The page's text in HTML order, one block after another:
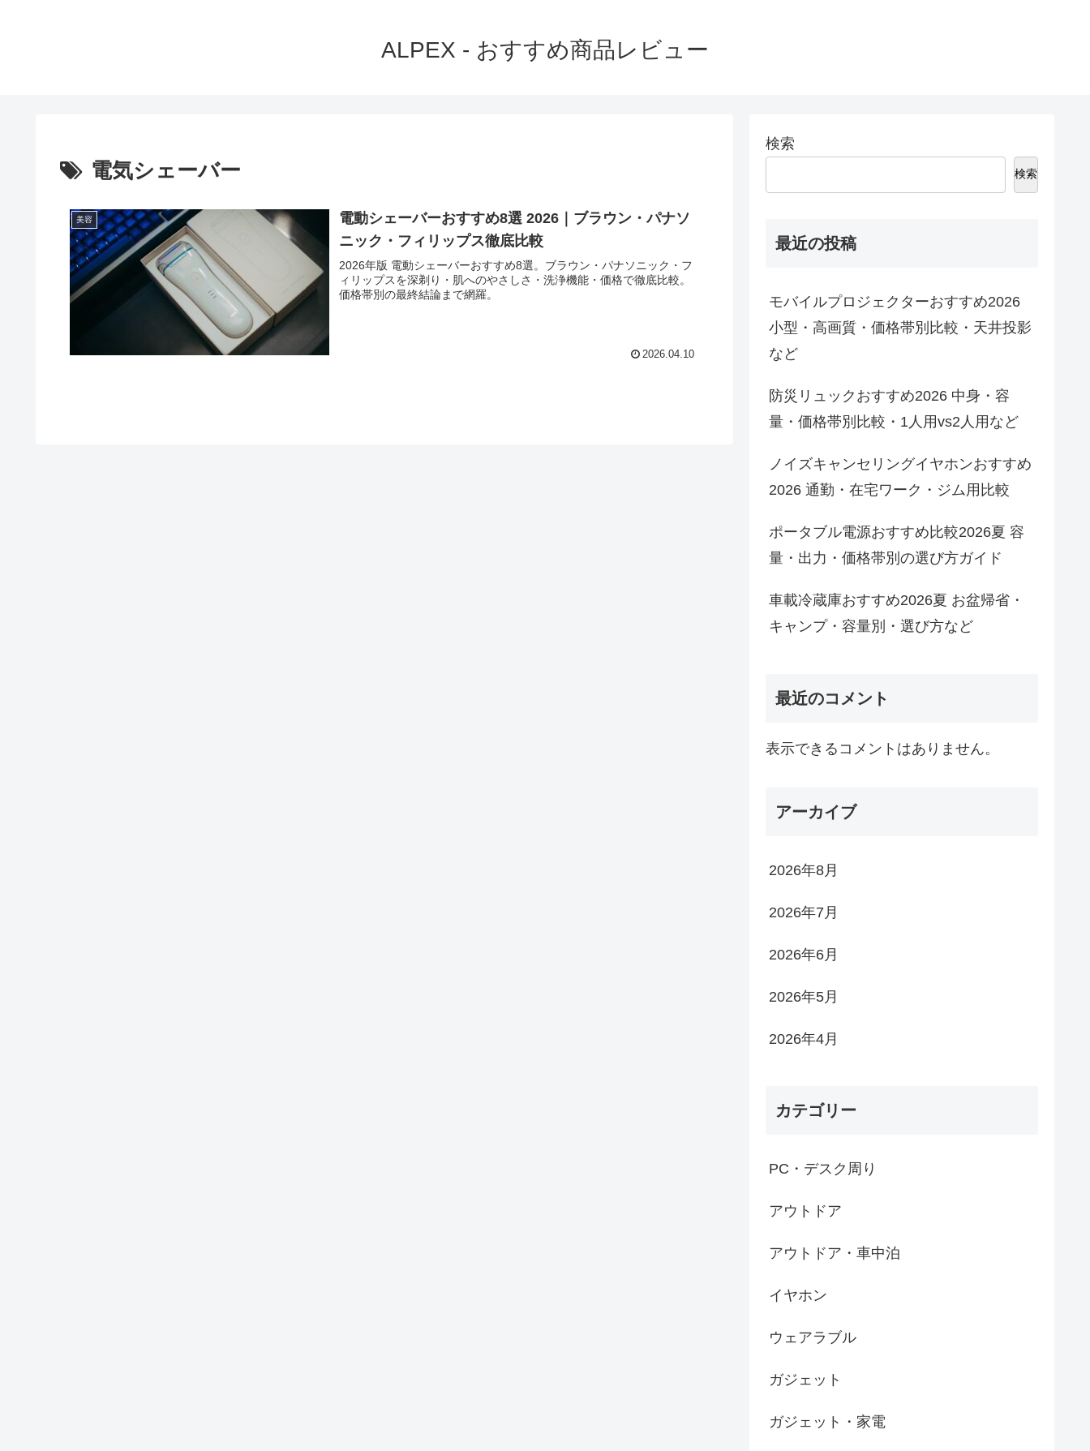
ALPEX - おすすめ商品レビュー
電気シェーバー
美容
電動シェーバーおすすめ8選 2026｜ブラウン・パナソ
ニック・フィリップス徹底比較
2026年版 電動シェーバーおすすめ8選。ブラウン・パナソニック・フ
ィリップスを深剃り・肌へのやさしさ・洗浄機能・価格で徹底比較。
価格帯別の最終結論まで網羅。
2026.04.10
検索
検索
最近の投稿
モバイルプロジェクターおすすめ2026
小型・高画質・価格帯別比較・天井投影
など
防災リュックおすすめ2026 中身・容
量・価格帯別比較・1人用vs2人用など
ノイズキャンセリングイヤホンおすすめ
2026 通勤・在宅ワーク・ジム用比較
ポータブル電源おすすめ比較2026夏 容
量・出力・価格帯別の選び方ガイド
車載冷蔵庫おすすめ2026夏 お盆帰省・
キャンプ・容量別・選び方など
最近のコメント
表示できるコメントはありません。
アーカイブ
2026年8月
2026年7月
2026年6月
2026年5月
2026年4月
カテゴリー
PC・デスク周り
アウトドア
アウトドア・車中泊
イヤホン
ウェアラブル
ガジェット
ガジェット・家電